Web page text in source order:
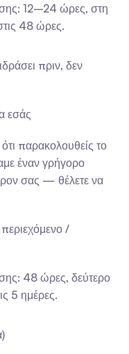
12–24 ώρες, στη
48 ώρες.
πριν, δεν
εσάς
παρακολουθείς το
έναν γρήγορο
σας — θέλετε να
/
48 ώρες, δεύτερο
5 ημέρες.